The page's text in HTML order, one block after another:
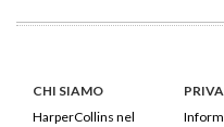
CHI SIAMO
HarperCollins nel